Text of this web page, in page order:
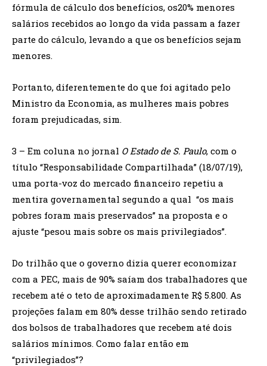
fórmula de cálculo dos benefícios, os20% menores
salários recebidos ao longo da vida passam a fazer
parte do cálculo, levando a que os benefícios sejam
menores.
Portanto, diferentemente do que foi agitado pelo
Ministro da Economia, as mulheres mais pobres
foram prejudicadas, sim.
3 – Em coluna no jornal O Estado de S. Paulo, com o
título “Responsabilidade Compartilhada” (18/07/19),
uma porta-voz do mercado financeiro repetiu a
mentira governamental segundo a qual “os mais
pobres foram mais preservados” na proposta e o
ajuste “pesou mais sobre os mais privilegiados”.
Do trilhão que o governo dizia querer economizar
com a PEC, mais de 90% saíam dos trabalhadores que
recebem até o teto de aproximadamente R$ 5.800. As
projeções falam em 80% desse trilhão sendo retirado
dos bolsos de trabalhadores que recebem até dois
salários mínimos. Como falar então em
“privilegiados”?